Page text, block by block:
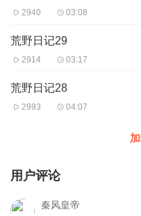
2940 03:08
荒野日记29
2914 03:17
荒野日记28
2993 04:07
用户评论
秦风皇帝